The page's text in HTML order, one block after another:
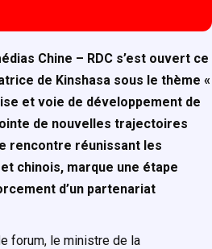
Chine – RDC s’est ouvert ce
de Kinshasa sous le thème «
et voie de développement de
de nouvelles trajectoires
rencontre réunissant les
chinois, marque une étape
d’un partenariat
forum, le ministre de la